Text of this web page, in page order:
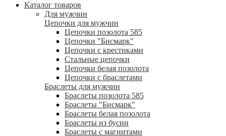
Каталог товаров
Для мужчин
Цепочки для мужчин
Цепочки позолота 585
Цепочки "Бисмарк"
Цепочки с крестиками
Стальные цепочки
Цепочки белая позолота
Цепочки с браслетами
Браслеты для мужчин
Браслеты позолота 585
Браслеты "Бисмарк"
Браслеты белая позолота
Браслеты из бусин
Браслеты с магнитами